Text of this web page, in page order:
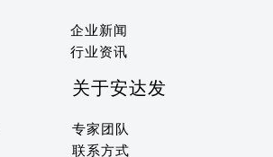
企业新闻
行业资讯
关于安达发
专家团队
联系方式